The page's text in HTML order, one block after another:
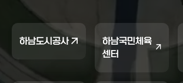
하남도시공사
하남국민체육
센터